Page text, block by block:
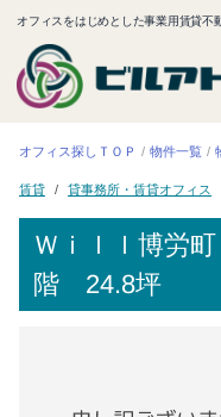
オフィスをはじめとした事業用賃貸不
オフィス探しＴＯＰ 物件一覧
賃貸 貸事務所・賃貸オフィス
Ｗｉｌｌ博労
階 24.8坪